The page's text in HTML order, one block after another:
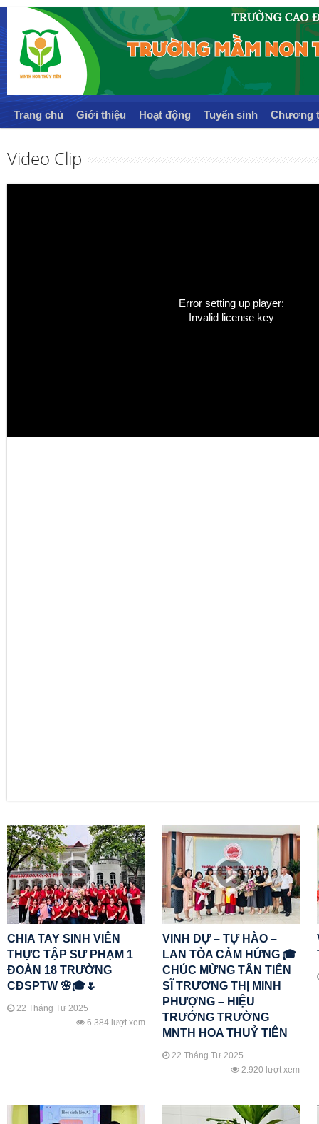
Trang chủ Giới thiệu Hoạt động Tuyển sinh Chương
Video Clip
Error setting up player:
Invalid license key
CHIA TAY SINH VIÊN
THỰC TẬP SƯ PHẠM 1
ĐOÀN 18 TRƯỜNG
CĐSPTW 🌸🎓🌷
22 Tháng Tư 2025
6.384 lượt xem
VINH DỰ – TỰ HÀO –
LAN TỎA CẢM HỨNG 🎓
CHÚC MỪNG TÂN TIẾN
SĨ TRƯƠNG THỊ MINH
PHƯỢNG – HIỆU
TRƯỞNG TRƯỜNG
MNTH HOA THUỶ TIÊN
22 Tháng Tư 2025
2.920 lượt xem